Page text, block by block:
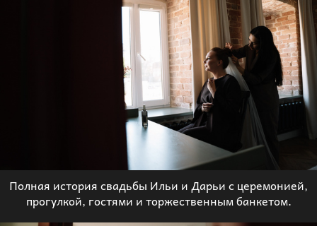
Полная история свадьбы Ильи и Дарьи с церемонией,
прогулкой, гостями и торжественным банкетом.